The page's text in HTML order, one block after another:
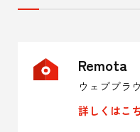
Remota
ウェブブラ
詳しくはこ